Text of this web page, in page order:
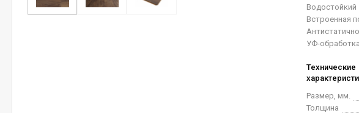
Водостойкий
Встроенная
УФ-обработка
Технические
Размер, мм.
Толщина